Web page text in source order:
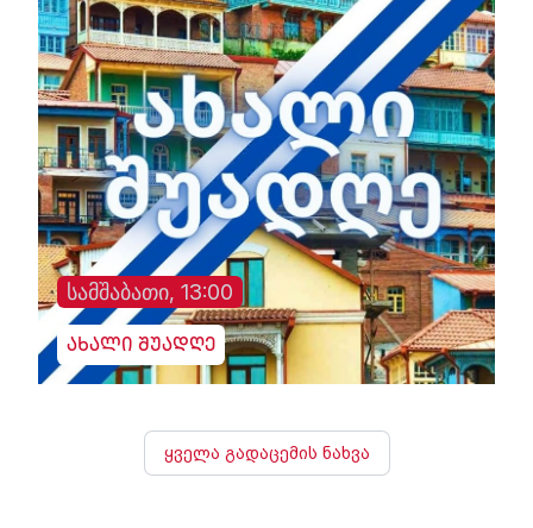
სამშაბათი, 13:00
ახალი შუადღე
ყველა გადაცემის ნახვა